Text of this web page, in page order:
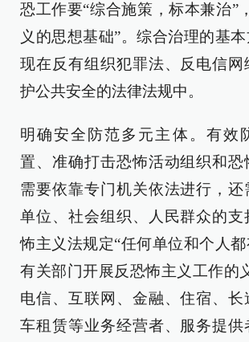
恐工作要“综合施策，标本兼治”
义的思想基础”。综合治理的基
现在反有组织犯罪法、反电信网
护公共安全的法律法规中。
明确安全防范多元主体。有效
置、准确打击恐怖活动组织和恐
需要依靠专门机关依法进行，还
单位、社会组织、人民群众的支
怖主义法规定“任何单位和个人
有关部门开展反恐怖主义工作的
电信、互联网、金融、住宿、长
车租赁等业务经营者、服务提供